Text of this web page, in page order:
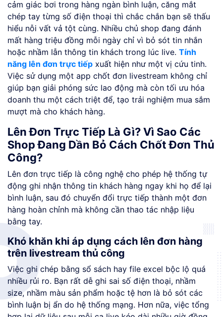
cảm giác bơi trong hàng ngàn bình luận, căng mắt
chép tay từng số điện thoại thì chắc chắn bạn sẽ thấu
hiểu nỗi vất vả tột cùng. Nhiều chủ shop đang đánh
mất hàng triệu đồng mỗi ngày chỉ vì bỏ sót tin nhắn
hoặc nhầm lẫn thông tin khách trong lúc live. Tính
năng lên đơn trực tiếp xuất hiện như một vị cứu tinh.
Việc sử dụng một app chốt đơn livestream không chỉ
giúp bạn giải phóng sức lao động mà còn tối ưu hóa
doanh thu một cách triệt để, tạo trải nghiệm mua sắm
mượt mà cho khách hàng.
Lên Đơn Trực Tiếp Là Gì? Vì Sao Các
Shop Đang Dần Bỏ Cách Chốt Đơn Thủ
Công?
Lên đơn trực tiếp là công nghệ cho phép hệ thống tự
động ghi nhận thông tin khách hàng ngay khi họ để lại
bình luận, sau đó chuyển đổi trực tiếp thành một đơn
hàng hoàn chỉnh mà không cần thao tác nhập liệu
bằng tay.
Khó khăn khi áp dụng cách lên đơn hàng
trên livestream thủ công
Việc ghi chép bằng sổ sách hay file excel bộc lộ quá
nhiều rủi ro. Bạn rất dễ ghi sai số điện thoại, nhầm
size, nhầm màu sản phẩm hoặc tệ hơn là bỏ sót các
bình luận bị ẩn do hệ thống mạng. Hơn nữa, việc tổng